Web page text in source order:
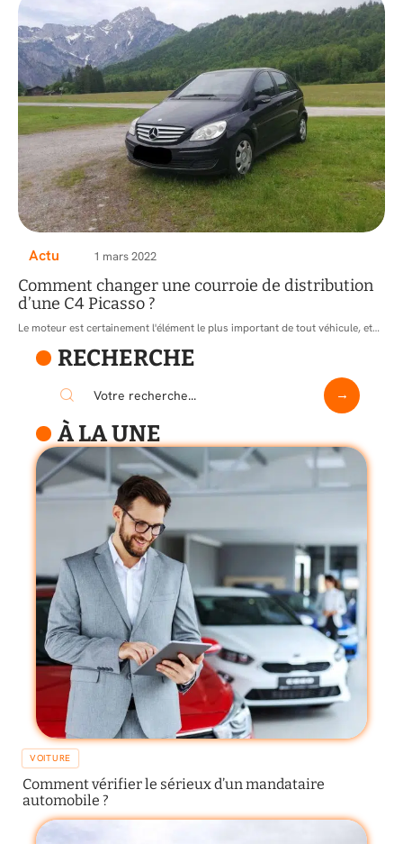
Actu 1 mars 2022
Comment changer une courroie de distribution
d’une C4 Picasso ?
Le moteur est certainement l'élément le plus important de tout véhicule, et…
RECHERCHE
À LA UNE
VOITURE
Comment vérifier le sérieux d’un mandataire
automobile ?